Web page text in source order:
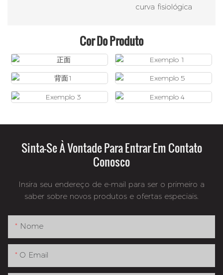
curva fisiológica
Cor Do Produto
Sinta-Se À Vontade Para Entrar Em Contato
Conosco
Insira seu endereço de e-mail para ser o primeiro a
saber sobre novos produtos e ofertas especiais.
Nome
O Email